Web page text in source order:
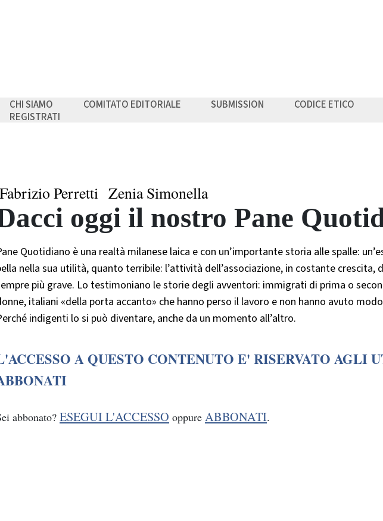
CHI SIAMO COMITATO EDITORIALE SUBMISSION CODICE ETICO
REGISTRATI
Fabrizio Perretti Zenia Simonella
oggi il nostro Pane
Quotidiano è una realtà milanese laica e con un’importante storia alle spalle:
nella sua utilità, quanto terribile: l’attività dell’associazione, in costante crescita,
più grave. Lo testimoniano le storie degli avventori: immigrati di prima o
italiani «della porta accanto» che hanno perso il lavoro e non hanno avuto
indigenti lo si può diventare, anche da un momento all’altro.
A QUESTO CONTENUTO E' RISERVATO AGLI
abbonato? ESEGUI L'ACCESSO oppure ABBONATI.